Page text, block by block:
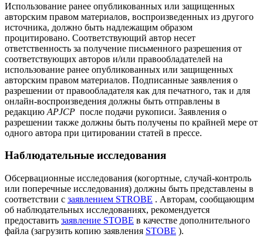
Использование ранее опубликованных или защищенных
авторским правом материалов, воспроизведенных из другого
источника, должно быть надлежащим образом
процитировано. Соответствующий автор несет
ответственность за получение письменного разрешения от
соответствующих авторов и/или правообладателей на
использование ранее опубликованных или защищенных
авторским правом материалов. Подписанные заявления о
разрешении от правообладателя как для печатного, так и для
онлайн-воспроизведения должны быть отправлены в
редакцию APJCP после подачи рукописи. Заявления о
разрешении также должны быть получены по крайней мере от
одного автора при цитировании статей в прессе.
Наблюдательные исследования
Обсервационные исследования (когортные, случай-контроль
или поперечные исследования) должны быть представлены в
соответствии с заявлением STROBE . Авторам, сообщающим
об наблюдательных исследованиях, рекомендуется
предоставить заявление STOBE в качестве дополнительного
файла (загрузить копию заявления STOBE ).